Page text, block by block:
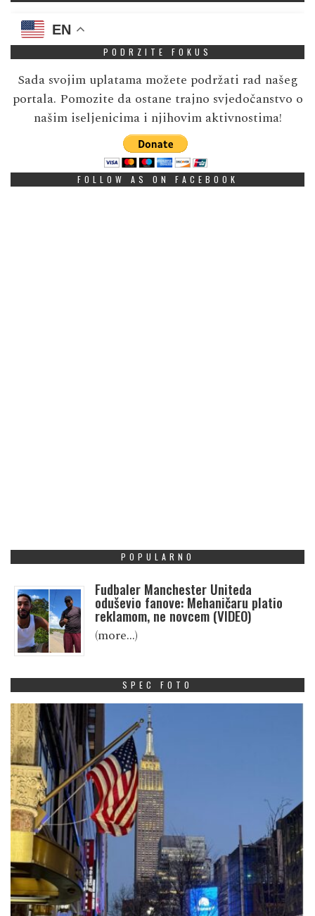
EN
PODRZITE FOKUS
Sada svojim uplatama možete podržati rad našeg
portala. Pomozite da ostane trajno svjedočanstvo o
našim iseljenicima i njihovim aktivnostima!
FOLLOW AS ON FACEBOOK
POPULARNO
Fudbaler Manchester Uniteda
oduševio fanove: Mehaničaru platio
reklamom, ne novcem (VIDEO)
(more…)
SPEC FOTO